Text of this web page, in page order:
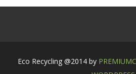
Eco Recycling @2014 by